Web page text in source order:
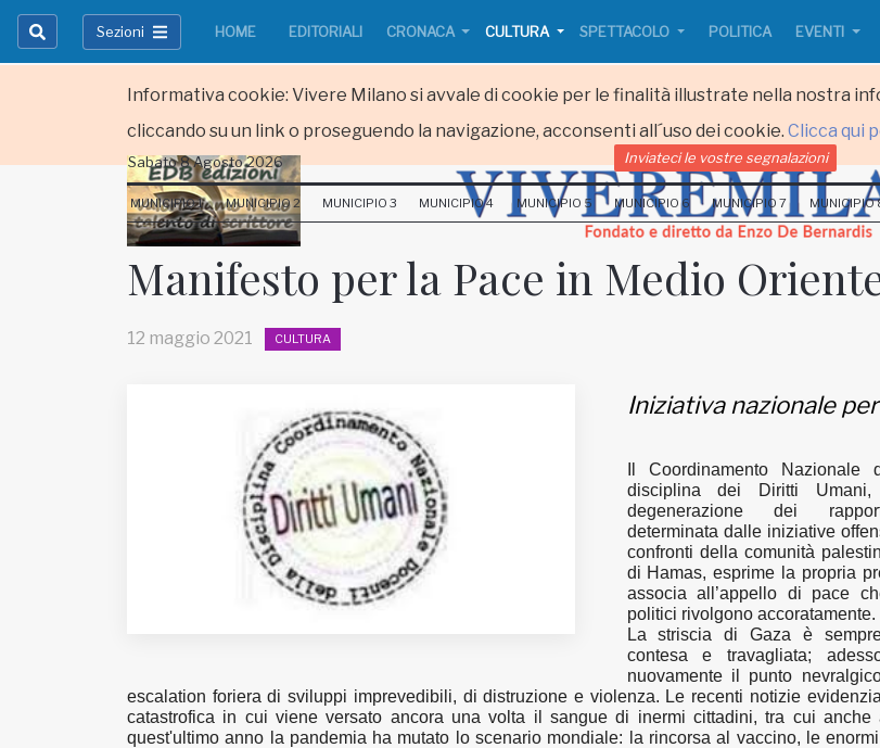
Informativa cookie: Vivere Milano si avvale di cookie per le finalità illustrate nella nostra
cliccando su un link o proseguendo la navigazione, acconsenti all´uso dei cookie. Clicca qui
Sezioni HOME EDITORIALI CRONACA CULTURA SPETTACOLO POLITICA EVENTI
Inviateci le vostre segnalazioni
EDB edizioni - Via Brivio angolo C.
Sabato 8 Agosto 2026 Inviateci le vostre segnalazioni
MUNICIPIO 1 MUNICIPIO 2 MUNICIPIO 3 MUNICIPIO 4 MUNICIPIO 5 MUNICIPIO 6 MUNICIPIO 7 MUNICIPIO
Manifesto per la Pace in Medio
12 maggio 2021 CULTURA
Iniziativa nazionale
Il Coordinamento Nazionale
disciplina dei Diritti
degenerazione dei
determinata dalle iniziative
confronti della comunità
di Hamas, esprime la propria
associa all’appello di pace
politici rivolgono accoratamente.
La striscia di Gaza è
contesa e travagliata;
nuovamente il punto
escalation foriera di sviluppi imprevedibili, di distruzione e violenza. Le recenti notizie
catastrofica in cui viene versato ancora una volta il sangue di inermi cittadini, tra cui anche
quest'ultimo anno la pandemia ha mutato lo scenario mondiale: la rincorsa al vaccino, le